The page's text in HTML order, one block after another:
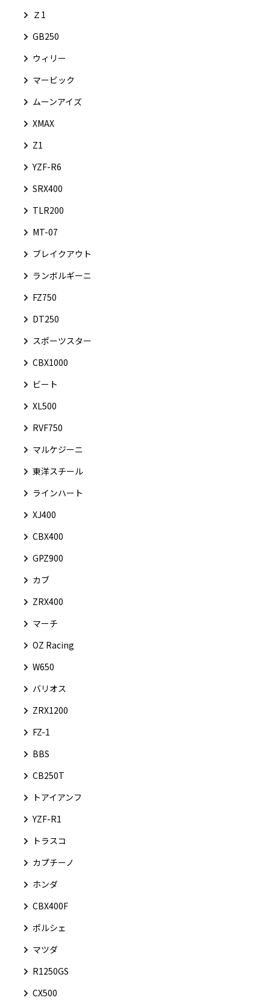
Ｚ1
GB250
ウィリー
マービック
ムーンアイズ
XMAX
Z1
YZF-R6
SRX400
TLR200
MT-07
ブレイクアウト
ランボルギーニ
FZ750
DT250
スポーツスター
CBX1000
ビート
XL500
RVF750
マルケジーニ
東洋スチール
ラインハート
XJ400
CBX400
GPZ900
カブ
ZRX400
マーチ
OZ Racing
W650
バリオス
ZRX1200
FZ-1
BBS
CB250T
トアイアンフ
YZF-R1
トラスコ
カプチーノ
ホンダ
CBX400F
ポルシェ
マツダ
R1250GS
CX500